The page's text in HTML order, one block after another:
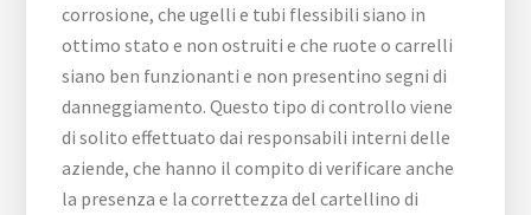
corrosione, che ugelli e tubi flessibili siano in
ottimo stato e non ostruiti e che ruote o carrelli
siano ben funzionanti e non presentino segni di
danneggiamento. Questo tipo di controllo viene
di solito effettuato dai responsabili interni delle
aziende, che hanno il compito di verificare anche
la presenza e la correttezza del cartellino di